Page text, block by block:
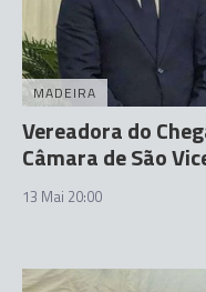
MADEIRA
Vereadora do
Câmara de São
13 Mai 20:00